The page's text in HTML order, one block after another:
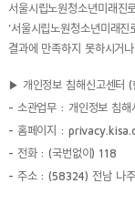
서울시립노원청소년미래
'서울시립노원청소년미래
결과에 만족하지 못하시거
▶ 개인정보 침해신고센터 (
- 소관업무 : 개인정보 침해
- 홈페이지 :
- 전화 : (국번없이) 118
- 주소 : (58324) 전남 나주